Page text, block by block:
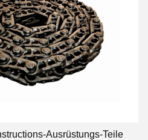
Ausrüstungs-Teile